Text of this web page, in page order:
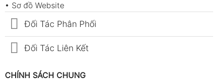
• Sơ đồ Website
Đối Tác Phân Phối
Đối Tác Liên Kết
CHÍNH SÁCH CHUNG